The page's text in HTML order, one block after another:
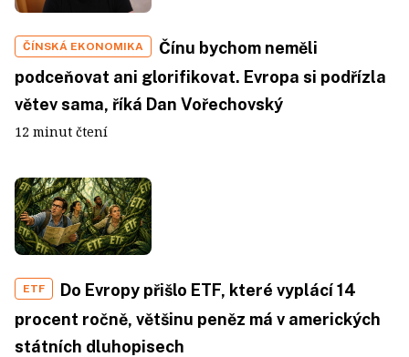
ČÍNSKÁ EKONOMIKA
Čínu bychom neměli
podceňovat ani glorifikovat. Evropa si podřízla
větev sama, říká Dan Vořechovský
12 minut čtení
ETF
Do Evropy přišlo ETF, které vyplácí 14
procent ročně, většinu peněz má v amerických
státních dluhopisech